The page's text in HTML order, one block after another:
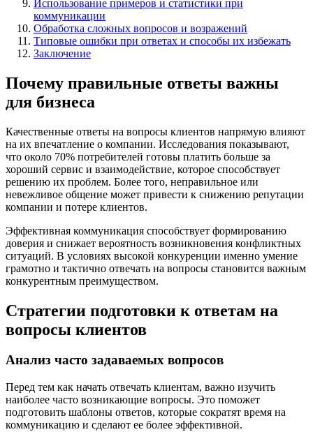
Использование примеров и статистики при
коммуникации
Обработка сложных вопросов и возражений
Типовые ошибки при ответах и способы их избежать
Заключение
Почему правильные ответы важны
для бизнеса
Качественные ответы на вопросы клиентов напрямую влияют
на их впечатление о компании. Исследования показывают,
что около 70% потребителей готовы платить больше за
хороший сервис и взаимодействие, которое способствует
решению их проблем. Более того, неправильное или
невежливое общение может привести к снижению репутации
компании и потере клиентов.
Эффективная коммуникация способствует формированию
доверия и снижает вероятность возникновения конфликтных
ситуаций. В условиях высокой конкуренции именно умение
грамотно и тактично отвечать на вопросы становится важным
конкурентным преимуществом.
Стратегии подготовки к ответам на
вопросы клиентов
Анализ часто задаваемых вопросов
Перед тем как начать отвечать клиентам, важно изучить
наиболее часто возникающие вопросы. Это поможет
подготовить шаблоны ответов, которые сократят время на
коммуникацию и сделают ее более эффективной.